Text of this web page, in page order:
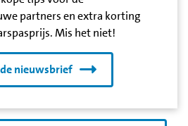
partners en extra korting
Mis het niet!
nieuwsbrief